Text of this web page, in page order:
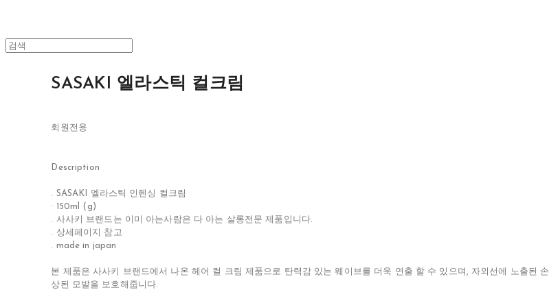
SASAKI 엘라스틱 컬크림
회원전용
Description
. SASAKI 엘라스틱 인헨싱 컬크림
· 150ml (g)
. 사사키 브랜드는 이미 아는사람은 다 아는 살롱전문 제품입니다.
. 상세페이지 참고
. made in japan
본 제품은 사사키 브랜드에서 나온 헤어 컬 크림 제품으로 탄력감 있는 웨이브를 더욱 연출 할 수 있으며, 자외선에 노출된 손
상된 모발을 보호해줍니다.